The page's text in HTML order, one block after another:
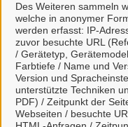
Des Weiteren sammeln
welche in anonymer
werden erfasst: IP-
zuvor besuchte URL
/ Gerätetyp,
Farbtiefe / Name und
Version und
unterstützte Techniken
PDF) / Zeitpunkt der
Webseiten / besuchte
Mein
Mein
Identifizierung von